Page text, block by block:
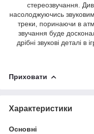
стереозвучання.
насолоджуючись
треки, поринаючи в
звучання буде
дрібні звукові деталі
Приховати
Характеристики
Основні